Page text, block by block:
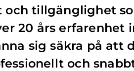
tillgänglighet
20 års erfarenhet
sig säkra på att
och